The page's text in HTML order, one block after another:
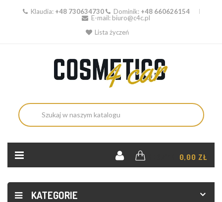
Klaudia: +48 730634730 Dominik: +48 660626154
E-mail: biuro@c4c.pl
Lista życzeń
0,00 ZŁ
KATEGORIE